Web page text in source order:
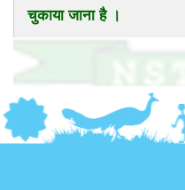
चुकाया जाना है ।